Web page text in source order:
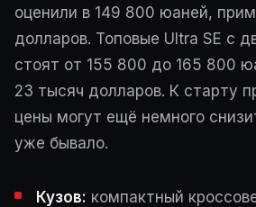
оценили в 149 800 юаней,
долларов. Топовые Ultra SE с
стоят от 155 800 до 165 800
23 тысяч долларов. К старту
цены могут ещё немного
уже бывало.
Кузов: компактный